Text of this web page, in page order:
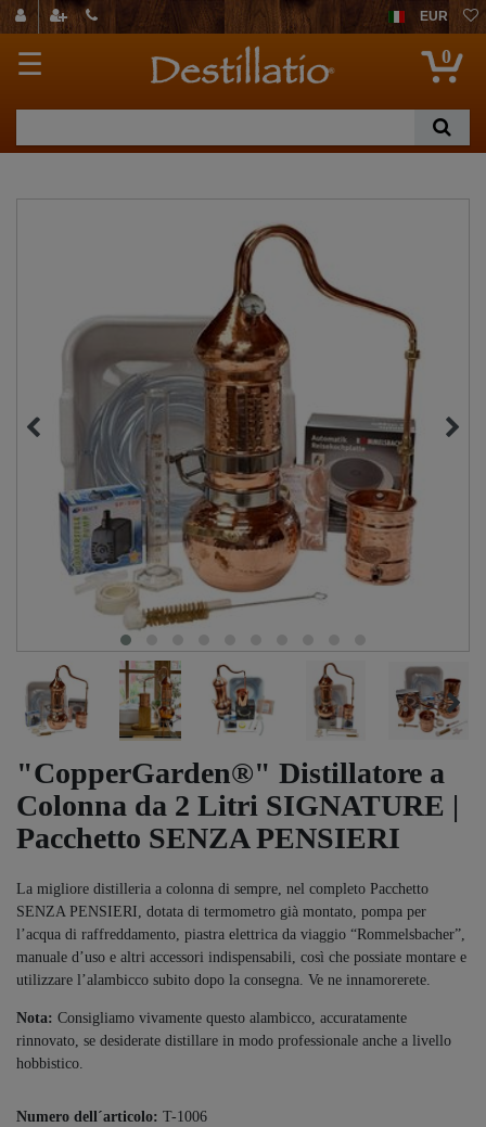
EUR
☰ 0
"CopperGarden®" Distillatore a
Colonna da 2 Litri SIGNATURE |
Pacchetto SENZA PENSIERI
La migliore distilleria a colonna di sempre, nel completo Pacchetto
SENZA PENSIERI, dotata di termometro già montato, pompa per
l’acqua di raffreddamento, piastra elettrica da viaggio “Rommelsbacher”,
manuale d’uso e altri accessori indispensabili, così che possiate montare e
utilizzare l’alambicco subito dopo la consegna. Ve ne innamorerete.
Nota: Consigliamo vivamente questo alambicco, accuratamente
rinnovato, se desiderate distillare in modo professionale anche a livello
hobbistico.
Numero dell´articolo: T-1006